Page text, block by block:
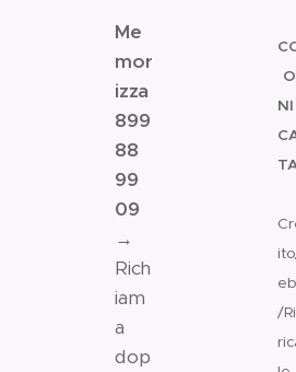
Me
mor
izza
899
88
99
09
→
Rich
iam
a
dop
NI
/